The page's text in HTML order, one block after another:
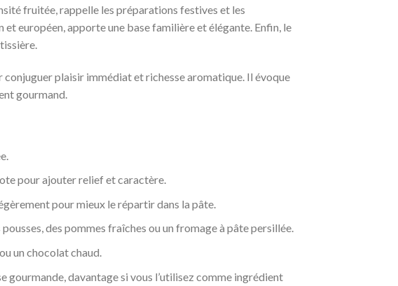
fruitée, rappelle les préparations festives et les
européen, apporte une base familière et élégante. Enfin, le
conjuguer plaisir immédiat et richesse aromatique. Il évoque
gourmand.
pour ajouter relief et caractère.
pour mieux le répartir dans la pâte.
des pommes fraîches ou un fromage à pâte persillée.
un chocolat chaud.
davantage si vous l’utilisez comme ingrédient